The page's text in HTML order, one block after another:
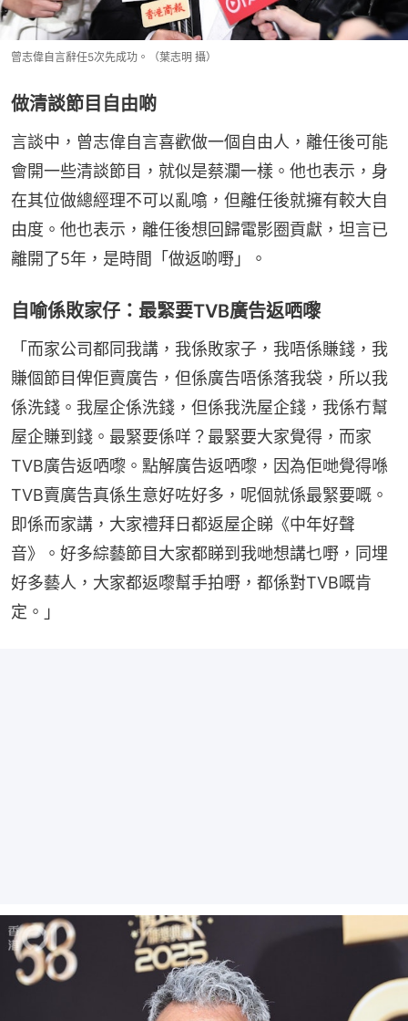
曾志偉自言辭任5次先成功。（葉志明 攝）
做清談節目自由啲
言談中，曾志偉自言喜歡做一個自由人，離任後可能
會開一些清談節目，就似是蔡瀾一樣。他也表示，身
在其位做總經理不可以亂噏，但離任後就擁有較大自
由度。他也表示，離任後想回歸電影圈貢獻，坦言已
離開了5年，是時間「做返啲嘢」。
自喻係敗家仔：最緊要TVB廣告返哂嚟
「而家公司都同我講，我係敗家子，我唔係賺錢，我
賺個節目俾佢賣廣告，但係廣告唔係落我袋，所以我
係洗錢。我屋企係洗錢，但係我洗屋企錢，我係冇幫
屋企賺到錢。最緊要係咩？最緊要大家覺得，而家
TVB廣告返哂嚟。點解廣告返哂嚟，因為佢哋覺得喺
TVB賣廣告真係生意好咗好多，呢個就係最緊要嘅。
即係而家講，大家禮拜日都返屋企睇《中年好聲
音》。好多綜藝節目大家都睇到我哋想講乜嘢，同埋
好多藝人，大家都返嚟幫手拍嘢，都係對TVB嘅肯
定。」